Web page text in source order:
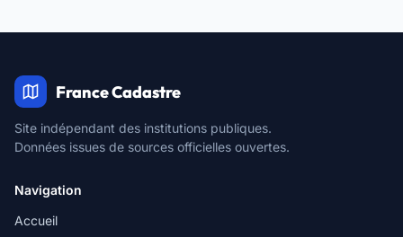
France Cadastre
Site indépendant des institutions publiques.
Données issues de sources officielles ouvertes.
Navigation
Accueil